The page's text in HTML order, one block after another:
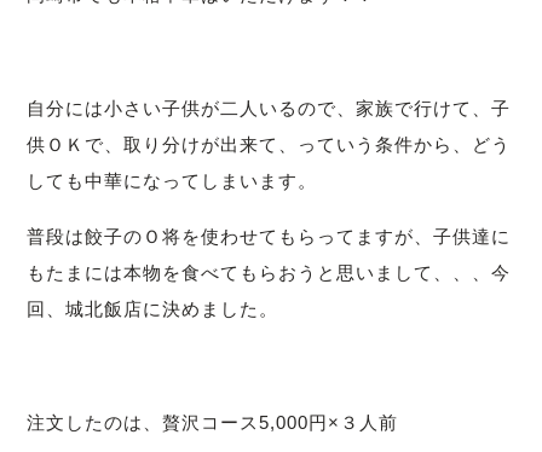
自分には小さい子供が二人いるので、家族で行けて、子
供ＯＫで、取り分けが出来て、っていう条件から、どう
しても中華になってしまいます。
普段は餃子のＯ将を使わせてもらってますが、子供達に
もたまには本物を食べてもらおうと思いまして、、、今
回、城北飯店に決めました。
注文したのは、贅沢コース5,000円×３人前